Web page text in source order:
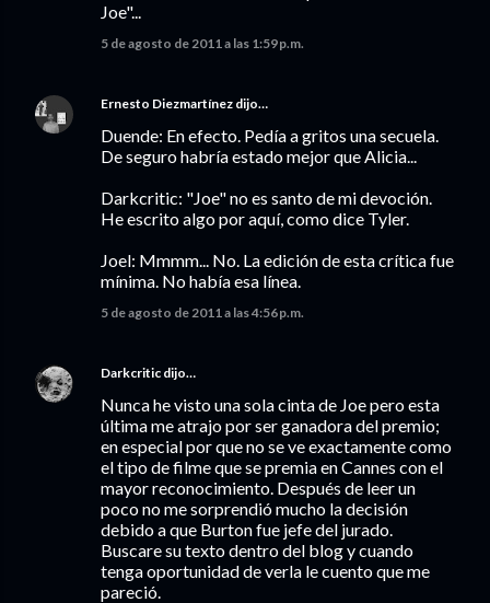
Joe"...
5 de agosto de 2011 a las 1:59 p.m.
Ernesto Diezmartínez dijo…
Duende: En efecto. Pedía a gritos una secuela.
De seguro habría estado mejor que Alicia...
Darkcritic: "Joe" no es santo de mi devoción.
He escrito algo por aquí, como dice Tyler.
Joel: Mmmm... No. La edición de esta crítica fue
mínima. No había esa línea.
5 de agosto de 2011 a las 4:56 p.m.
Darkcritic dijo…
Nunca he visto una sola cinta de Joe pero esta
última me atrajo por ser ganadora del premio;
en especial por que no se ve exactamente como
el tipo de filme que se premia en Cannes con el
mayor reconocimiento. Después de leer un
poco no me sorprendió mucho la decisión
debido a que Burton fue jefe del jurado.
Buscare su texto dentro del blog y cuando
tenga oportunidad de verla le cuento que me
pareció.